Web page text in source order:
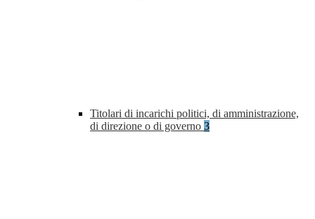
Titolari di incarichi politici, di amministrazione,
di direzione o di governo 3